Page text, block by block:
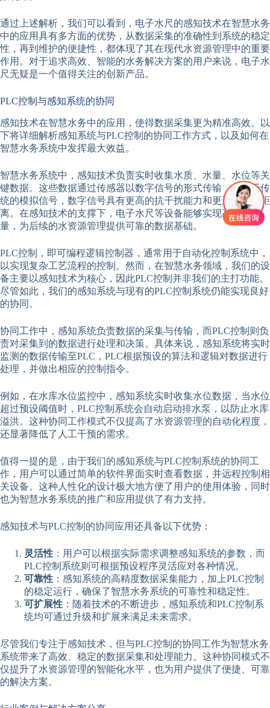
通过上述解析，我们可以看到，电子水尺的感知技术在智慧水务
中的应用具有多方面的优势，从数据采集的准确性到系统的稳定
性，再到维护的便捷性，都体现了其在现代水资源管理中的重要
作用。对于追求高效、智能的水务解决方案的用户来说，电子水
尺无疑是一个值得关注的创新产品。
PLC控制与感知系统的协同
感知技术在智慧水务中的应用，使得数据采集更为精准高效。以
下将详细解析感知系统与PLC控制的协同工作方式，以及如何在
智慧水务系统中发挥最大效益。
智慧水务系统中，感知技术负责实时收集水质、水量、水位等关
键数据。这些数据通过传感器以数字信号的形式传输，相较于传
统的模拟信号，数字信号具有更高的抗干扰能力和更远的传输距
离。在感知技术的支撑下，电子水尺等设备能够实现高精度测
量，为后续的水资源管理提供可靠的数据基础。
PLC控制，即可编程逻辑控制器，通常用于自动化控制系统中，
以实现复杂工艺流程的控制。然而，在智慧水务领域，我们的设
备主要以感知技术为核心，因此PLC控制并非我们的主打功能。
尽管如此，我们的感知系统与现有的PLC控制系统仍能实现良好
的协同。
协同工作中，感知系统负责数据的采集与传输，而PLC控制则负
责对采集到的数据进行处理和决策。具体来说，感知系统将实时
监测的数据传输至PLC，PLC根据预设的算法和逻辑对数据进行
处理，并做出相应的控制指令。
例如，在水库水位监控中，感知系统实时收集水位数据，当水位
超过预设阈值时，PLC控制系统会自动启动排水泵，以防止水库
溢洪。这种协同工作模式不仅提高了水资源管理的自动化程度，
还显著降低了人工干预的需求。
值得一提的是，由于我们的感知系统与PLC控制系统的协同工
作，用户可以通过简单的软件界面实时查看数据，并远程控制相
关设备。这种人性化的设计极大地方便了用户的使用体验，同时
也为智慧水务系统的推广和应用提供了有力支持。
感知技术与PLC控制的协同应用还具备以下优势：
灵活性 ：用户可以根据实际需求调整感知系统的参数，而
PLC控制系统则可根据预设程序灵活应对各种情况。
可靠性 ：感知系统的高精度数据采集能力，加上PLC控制
的稳定运行，确保了智慧水务系统的可靠性和稳定性。
可扩展性 ：随着技术的不断进步，感知系统和PLC控制系
统均可通过升级和扩展来满足未来需求。
尽管我们专注于感知技术，但与PLC控制的协同工作为智慧水务
系统带来了高效、稳定的数据采集和处理能力。这种协同模式不
仅提升了水资源管理的智能化水平，也为用户提供了便捷、可靠
的解决方案。